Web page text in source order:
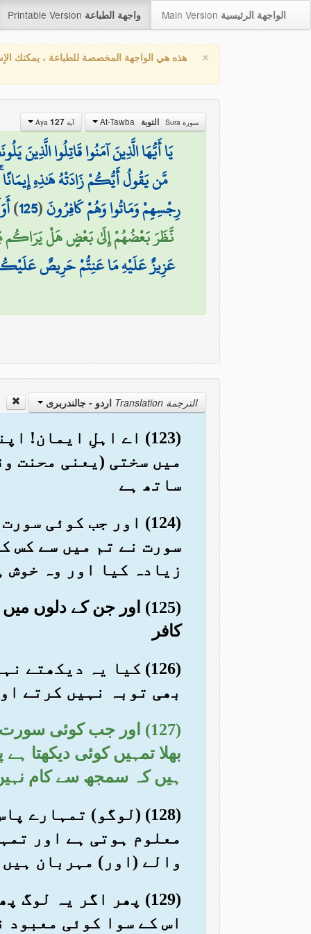
Printable Version واجهة الطباعة Main Version الواجهة الرئيسية
× هذه هي الواجهة المخصصة للطباعة ، يمكنك
سورة Sura التوبة آية Aya 127
يَا أَيُّهَا الَّذِينَ آمَنُوا قَاتِلُوا
مَّن يَقُولُ أَيُّكُمْ زَادَتْهُ هَٰذِهِ إِيمَانًا
رِجْسِهِمْ وَمَاتُوا وَهُمْ كَافِرُونَ(
125
)
نَّظَرَ بَعْضُهُمْ إِلَىٰ بَعْضٍ هَلْ يَرَاكُم مِّنْ
عَزِيزٌ عَلَيْهِ مَا عَنِتُّمْ حَرِيصٌ
الترجمة Translation اردو - جالندربرى
(123) اے اہلِ
میں سختی (یعنی محنت
ساتھ ہے
(124) اور جب کوئی
سورت نے تم میں سے کس
زیادہ کیا اور وہ خوش
(125) اور جن کے دلوں
کافر
(126) کیا یہ
بھی توبہ نہیں کرتے
(127) اور جب کوئی
بھلا تمہیں کوئی دیکھتا
ہیں کہ سمجھ سے کام
(128) (لوگو)
معلوم ہوتی ہے اور
والے (اور) مہربان ہیں
(129) پھر اگر یہ
اس کے سوا کوئی